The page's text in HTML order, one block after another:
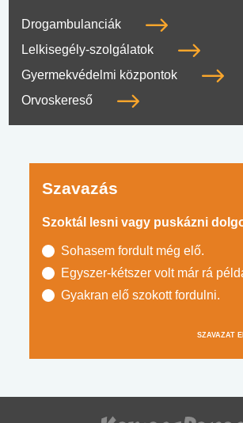
Drogambulanciák
Lelkisegély-szolgálatok
Gyermekvédelmi központok
Orvoskereső
Szavazás
Szoktál lesni vagy puskázni
Sohasem fordult még elő.
Egyszer-kétszer volt már rá
Gyakran elő szokott fordulni.
SZAVAZAT